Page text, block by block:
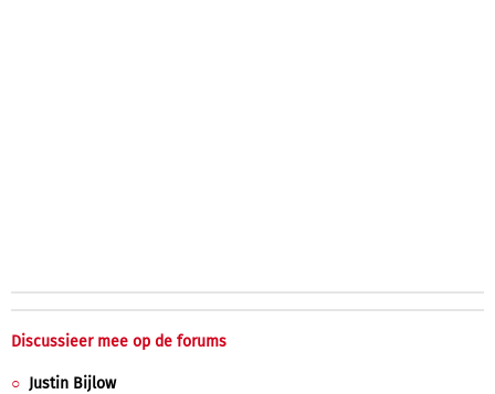
Discussieer mee op de forums
Justin Bijlow